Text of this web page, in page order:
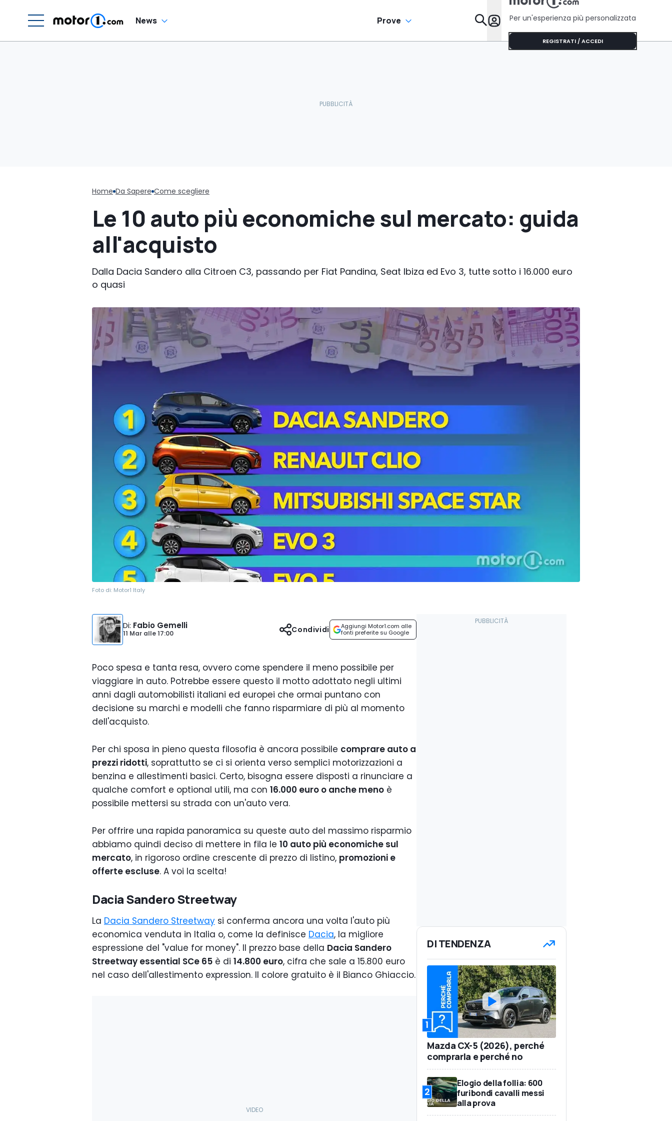
News Prove Da Sapere
Per un'esperienza più personalizzata
REGISTRATI / ACCEDI
Home Da Sapere Come scegliere
Le 10 auto più economiche sul mercato: guida
all'acquisto
Dalla Dacia Sandero alla Citroen C3, passando per Fiat Pandina, Seat Ibiza ed Evo 3, tutte sotto i 16.000 euro
o quasi
Foto di: Motor1 Italy
Di: Fabio Gemelli
11 Mar alle17:00
Aggiungi Motor1.com alle
fonti preferite su Google
Condividi
Poco spesa e tanta resa, ovvero come spendere il meno possibile per
viaggiare in auto. Potrebbe essere questo il motto adottato negli ultimi
anni dagli automobilisti italiani ed europei che ormai puntano con
decisione su marchi e modelli che fanno risparmiare di più al momento
dell'acquisto.
Per chi sposa in pieno questa filosofia è ancora possibile comprare auto a
prezzi ridotti, soprattutto se ci si orienta verso semplici motorizzazioni a
benzina e allestimenti basici. Certo, bisogna essere disposti a rinunciare a
qualche comfort e optional utili, ma con 16.000 euro o anche meno è
possibile mettersi su strada con un'auto vera.
Per offrire una rapida panoramica su queste auto del massimo risparmio
abbiamo quindi deciso di mettere in fila le 10 auto più economiche sul
mercato, in rigoroso ordine crescente di prezzo di listino, promozioni e
offerte escluse. A voi la scelta!
Dacia Sandero Streetway
La Dacia Sandero Streetway si conferma ancora una volta l'auto più
economica venduta in Italia o, come la definisce Dacia, la migliore
espressione del "value for money". Il prezzo base della Dacia Sandero
Streetway essential SCe 65 è di 14.800 euro, cifra che sale a 15.800 euro
nel caso dell'allestimento expression. Il colore gratuito è il Bianco Ghiaccio.
DI TENDENZA
1
Mazda CX-5 (2026), perché
comprarla e perché no
2
Elogio della follia: 600
furibondi cavalli messi
alla prova